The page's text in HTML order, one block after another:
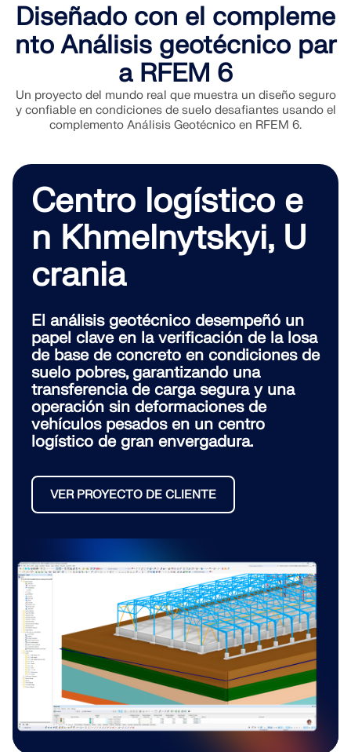
Diseñado con el compleme
nto Análisis geotécnico par
a RFEM 6
Un proyecto del mundo real que muestra un diseño seguro
y confiable en condiciones de suelo desafiantes usando el
complemento Análisis Geotécnico en RFEM 6.
Centro logístico e
n Khmelnytskyi, U
crania
El análisis geotécnico desempeñó un
papel clave en la verificación de la losa
de base de concreto en condiciones de
suelo pobres, garantizando una
transferencia de carga segura y una
operación sin deformaciones de
vehículos pesados en un centro
logístico de gran envergadura.
VER PROYECTO DE CLIENTE